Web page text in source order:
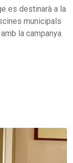
es destinarà a la
municipals
la campanya